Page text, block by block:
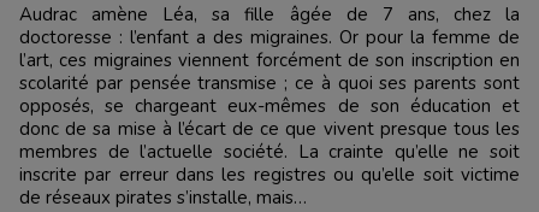
Audrac amène Léa, sa fille âgée de 7 ans, chez la
doctoresse : l’enfant a des migraines. Or pour la femme de
l’art, ces migraines viennent forcément de son inscription en
scolarité par pensée transmise ; ce à quoi ses parents sont
opposés, se chargeant eux-mêmes de son éducation et
donc de sa mise à l’écart de ce que vivent presque tous les
membres de l’actuelle société. La crainte qu’elle ne soit
inscrite par erreur dans les registres ou qu’elle soit victime
de réseaux pirates s’installe, mais…